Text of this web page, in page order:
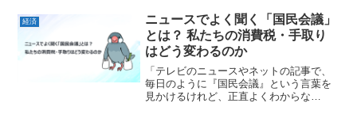
を解決しつつ、人々の生活の質を高める
取り組みを指しま...
経済
ニュースでよく聞く「国民会議」
とは？ 私たちの消費税・手取り
はどう変わるのか
「テレビのニュースやネットの記事で、
毎日のように『国民会議』という言葉を
見かけるけれど、正直よくわからな